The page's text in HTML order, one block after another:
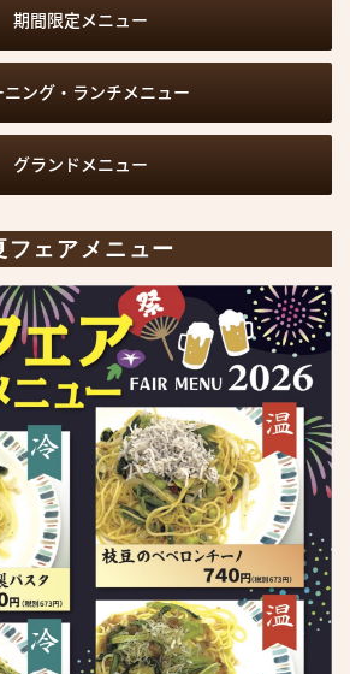
栄・大須・金山
守山区・名東区・天白区・緑
区
愛知 西・愛知 南
愛知県 東三河
三重
大阪
期間限定メニュー
ニング・ランチメニュー
グランドメニュー
フェアメニュー